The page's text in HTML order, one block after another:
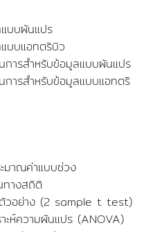
แบบผันแปร
บบแอทตริบิว
การสำหรับข้อมูลแบบผันแปร
การสำหรับข้อมูลแบบแอทตริ
มาณค่าแบบช่วง
างสถิติ
วอย่าง (2 sample t test)
ะห์ความผันแปร (ANOVA)